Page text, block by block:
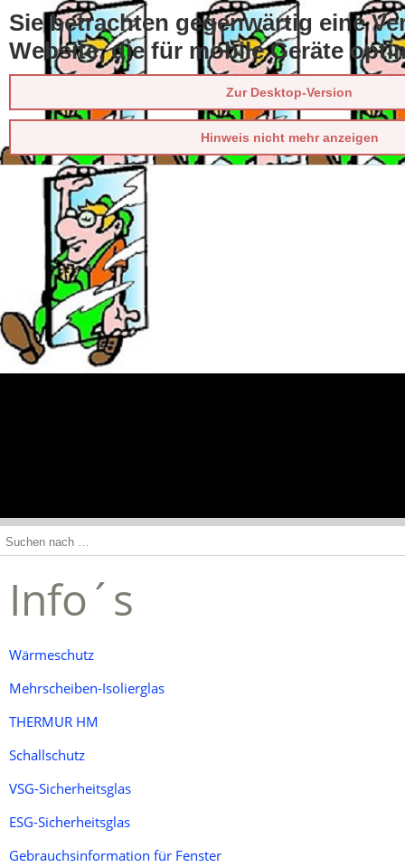
Sie betrachten gegenwärtig eine
Website, die für mobile Geräte
Zur Desktop-Version
Hinweis nicht mehr anzeigen
Info´s
Wärmeschutz
Mehrscheiben-Isolierglas
THERMUR HM
Schallschutz
VSG-Sicherheitsglas
ESG-Sicherheitsglas
Gebrauchsinformation für Fenster